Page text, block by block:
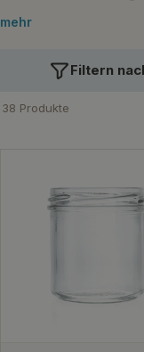
müssen nicht
können Sie Ihnen
bauen, um welches
mehr
38 Produkte
Filtern